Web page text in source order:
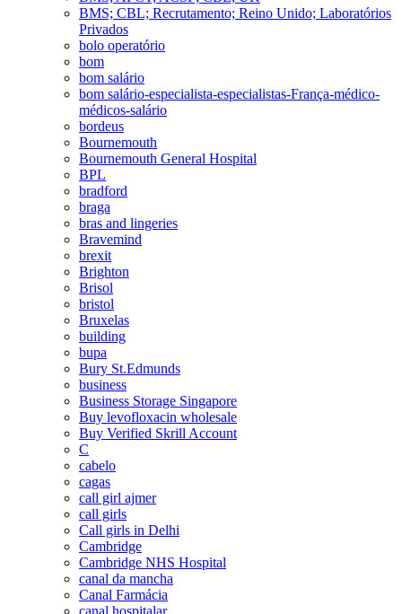
BMS; CBL; Recrutamento; Reino Unido; Laboratórios
Privados
bolo operatório
bom
bom salário
bom salário-especialista-especialistas-França-médico-
médicos-salário
bordeus
Bournemouth
Bournemouth General Hospital
BPL
bradford
braga
bras and lingeries
Bravemind
brexit
Brighton
Brisol
bristol
Bruxelas
building
bupa
Bury St.Edmunds
business
Business Storage Singapore
Buy levofloxacin wholesale
Buy Verified Skrill Account
C
cabelo
cagas
call girl ajmer
call girls
Call girls in Delhi
Cambridge
Cambridge NHS Hospital
canal da mancha
Canal Farmácia
canal hospitalar